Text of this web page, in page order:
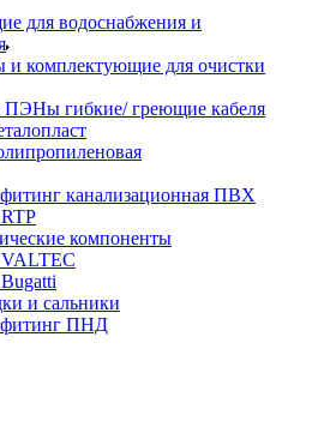
для водоснабжения и
и комплектующие для очистки
гибкие/ греющие кабеля
канализационная ПВХ
компоненты
и сальники
фитинг ПНД